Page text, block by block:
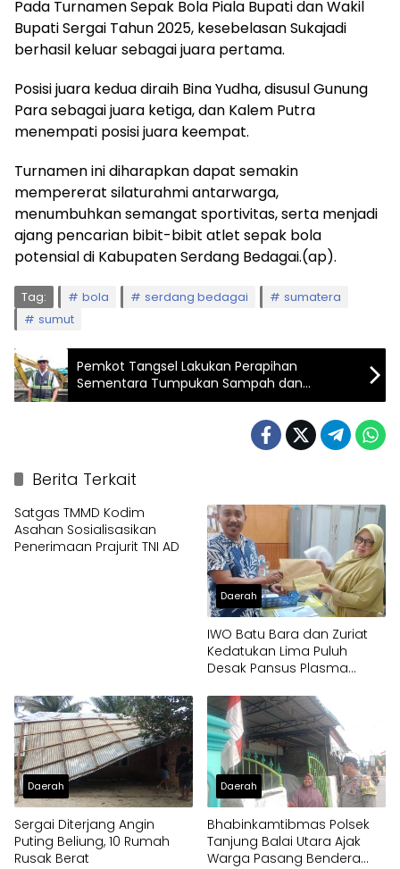
Pada Turnamen Sepak Bola Piala Bupati dan Wakil
Bupati Sergai Tahun 2025, kesebelasan Sukajadi
berhasil keluar sebagai juara pertama.
Posisi juara kedua diraih Bina Yudha, disusul Gunung
Para sebagai juara ketiga, dan Kalem Putra
menempati posisi juara keempat.
Turnamen ini diharapkan dapat semakin
mempererat silaturahmi antarwarga,
menumbuhkan semangat sportivitas, serta menjadi
ajang pencarian bibit-bibit atlet sepak bola
potensial di Kabupaten Serdang Bedagai.(ap).
Tag: bola serdang bedagai
sumatera
sumut
Pemkot Tangsel Lakukan Perapihan
Sementara Tumpukan Sampah dan
Penyemprotan Anti Bau
Berita Terkait
Satgas TMMD Kodim
Asahan Sosialisasikan
Penerimaan Prajurit TNI AD
Daerah
IWO Batu Bara dan Zuriat
Kedatukan Lima Puluh
Desak Pansus Plasma
Dugaan Penyimpangan
Penerima CPCL
Daerah
Sergai Diterjang Angin
Puting Beliung, 10 Rumah
Rusak Berat
Daerah
Bhabinkamtibmas Polsek
Tanjung Balai Utara Ajak
Warga Pasang Bendera